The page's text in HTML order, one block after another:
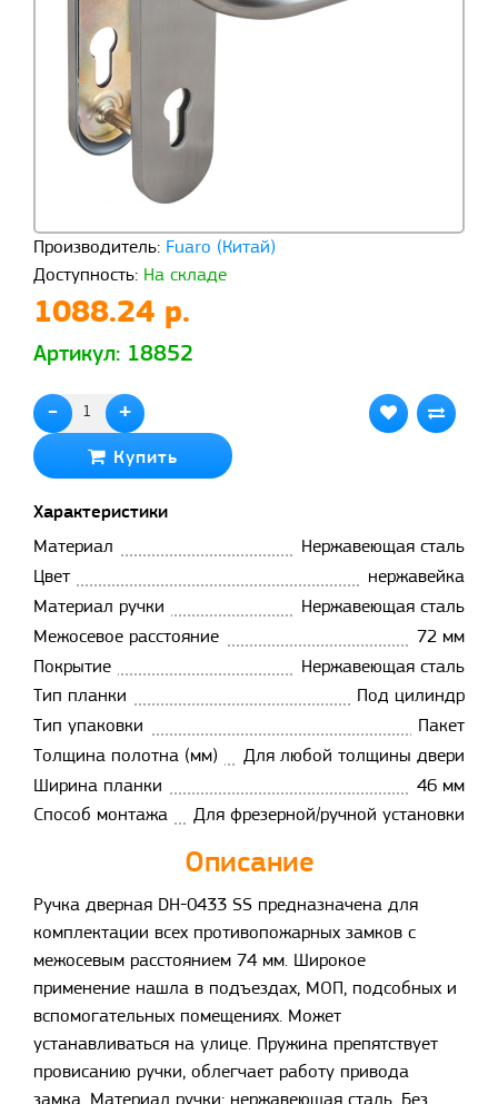
Производитель: Fuaro (Китай)
Доступность: На складе
1088.24 р.
Артикул: 18852
- +
Купить
Характеристики
Материал
Нержавеющая сталь
Цвет
нержавейка
Материал ручки
Нержавеющая сталь
Межосевое расстояние
72 мм
Покрытие
Нержавеющая сталь
Тип планки
Под цилиндр
Тип упаковки
Пакет
Толщина полотна (мм)
Для любой толщины двери
Ширина планки
46 мм
Способ монтажа
Для фрезерной/ручной установки
Описание
Ручка дверная DH-0433 SS предназначена для
комплектации всех противопожарных замков с
межосевым расстоянием 74 мм. Широкое
применение нашла в подъездах, МОП, подсобных и
вспомогательных помещениях. Может
устанавливаться на улице. Пружина препятствует
провисанию ручки, облегчает работу привода